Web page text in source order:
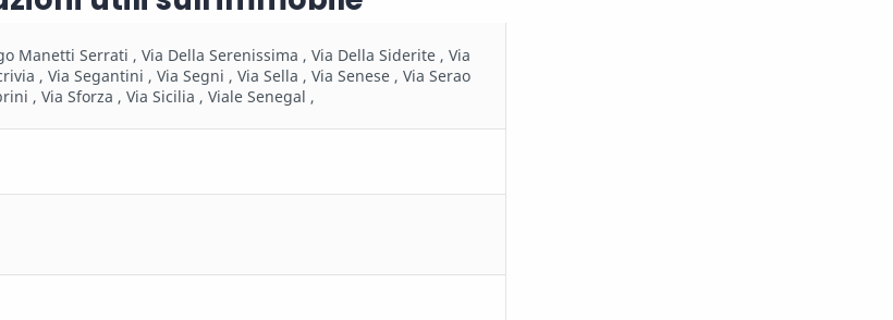
Manetti Serrati , Via Della Serenissima , Via Della Siderite , Via
, Via Segantini , Via Segni , Via Sella , Via Senese , Via Serao
, Via Sforza , Via Sicilia , Viale Senegal ,